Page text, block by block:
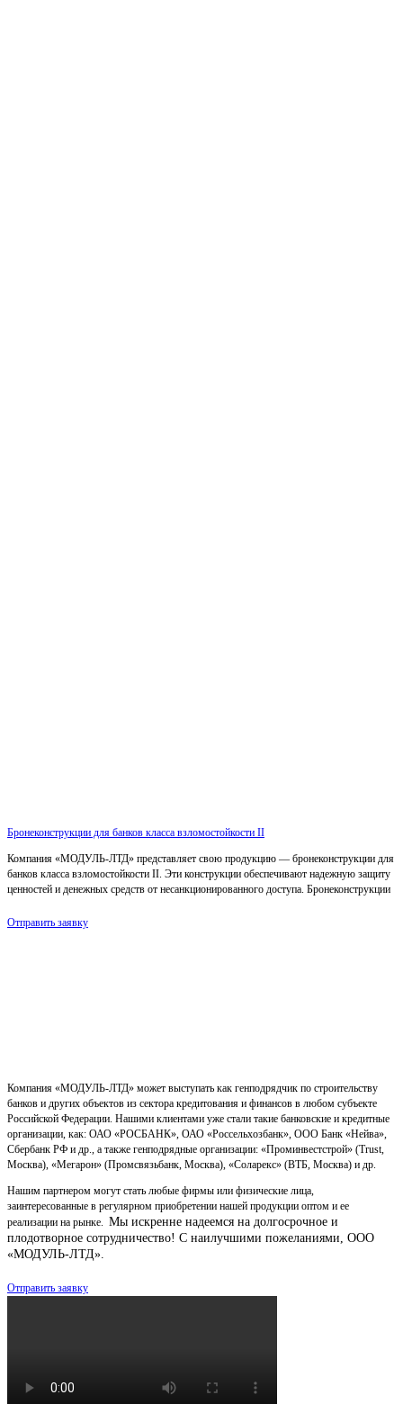
Бронеконструкции для банков класса взломостойкости II
Компания «МОДУЛЬ-ЛТД» представляет свою продукцию — бронеконструкции для
банков класса взломостойкости II. Эти конструкции обеспечивают надежную защиту
ценностей и денежных средств от несанкционированного доступа. Бронеконструкции
Отправить заявку
Компания «МОДУЛЬ-ЛТД» может выступать как генподрядчик по строительству
банков и других объектов из сектора кредитования и финансов в любом субъекте
Российской Федерации. Нашими клиентами уже стали такие банковские и кредитные
организации, как: ОАО «РОСБАНК», ОАО «Россельхозбанк», ООО Банк «Нейва»,
Сбербанк РФ и др., а также генподрядные организации: «Проминвестстрой» (Trust,
Москва), «Мегарон» (Промсвязьбанк, Москва), «Соларекс» (ВТБ, Москва) и др.
Нашим партнером могут стать любые фирмы или физические лица,
заинтересованные в регулярном приобретении нашей продукции оптом и ее
реализации на рынке. Мы искренне надеемся на долгосрочное и
плодотворное сотрудничество! С наилучшими пожеланиями, ООО
«МОДУЛЬ-ЛТД».
Отправить заявку